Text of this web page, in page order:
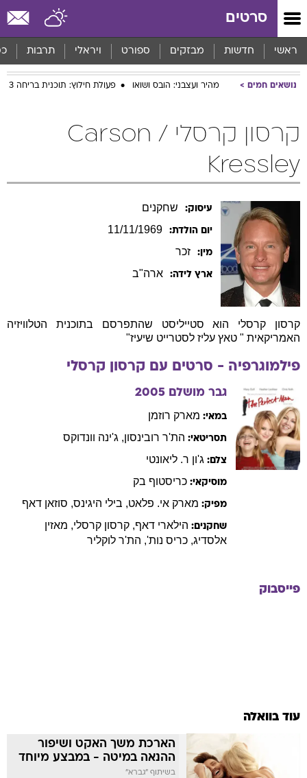
סרטים
ראשי חדשות מבזקים ספורט ויראלי תרבות
נושאים חמים מהיר ועצבני: הובס ושואו פעולת חילוץ: תוכנית בריחה 3
קרסון קרסלי / Carson
Kressley
עיסוק: שחקנים
יום הולדת: 11/11/1969
מין: זכר
ארץ לידה: ארה"ב
קרסון קרסלי הוא סטייליסט שהתפרסם בתוכנית הטלוויזיה
האמריקאית " טאץ עליז לסטרייט שיעיז"
פילמוגרפיה - סרטים עם קרסון קרסלי
גבר מושלם 2005
במאי: מארק רוזמן
תסריטאי: הת'ר רובינסון, ג'ינה וונדוקס
צלם: ג'ון ר. ליאונטי
מוסיקאי: כריסטוף בק
מפיק: מארק אי. פלאט, בילי היגינס, סוזאן דאף
שחקנים: הילארי דאף, קרסון קרסלי, מאזין
אלסדיג, כריס נות', הת'ר לוקליר
פייסבוק
עוד בוואלה
הארכת משך האקט ושיפור
ההנאה במיטה - במבצע מיוחד
בשיתוף "גברא"